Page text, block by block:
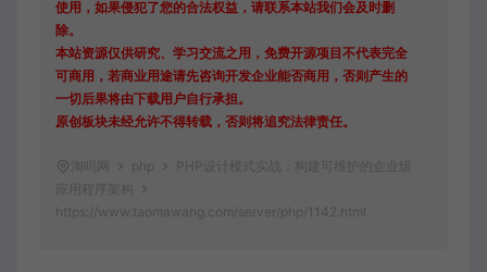
使用，如果侵犯了您的合法权益，请联系本站我们会及时删
除。
本站资源仅供研究、学习交流之用，免费开源项目不代表完全
可商用，若商业用途请先咨询开发企业能否商用，否则产生的
一切后果将由下载用户自行承担。
原创板块未经允许不得转载，否则将追究法律责任。
淘吗网 php
PHP设计模式实战：构建可维护的企业级
应用程序架构
https://www.taomawang.com/server/php/1142.html